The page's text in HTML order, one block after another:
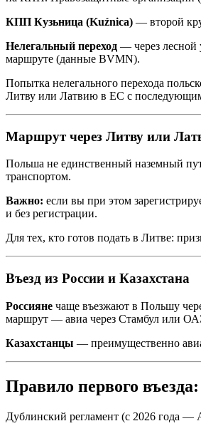
КПП Кузьница (Kuźnica) — второй
Нелегальный переход — через лесной
маршруте (данные BVMN).
Попытка нелегального перехода
Литву или Латвию в ЕС с
Маршрут через Литву или
Польша не единственный наземный
транспортом.
Важно: если вы при этом
и без регистрации.
Для тех, кто готов подать в Литве:
Въезд из России и Казахстана
Россияне чаще въезжают в Польшу
маршрут — авиа через Стамбул или
Казахстанцы — преимущественно
Правило первого
Дублинский регламент (с 2026 года —